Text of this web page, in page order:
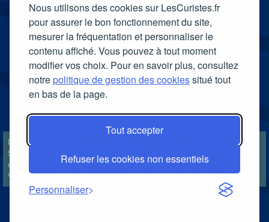
Nous utilisons des cookies sur LesCuristes.fr
pour assurer le bon fonctionnement du site,
mesurer la fréquentation et personnaliser le
contenu affiché. Vous pouvez à tout moment
modifier vos choix. Pour en savoir plus, consultez
notrepolitique de gestion des cookiessitué tout
en bas de la page.
Tout accepter
Refuser les cookies non essentiels
Personnaliser
Spa Villa Pompéi
Carte cadeau spa Vichy
Carte cadeau spa Bagnoles-de-l'Orne
Carte cadeau spa Saubusse
Carte cadeau spa Châtel-Guyon
LesCuristes.fr participe et est conforme à l'ensemble des
Spécifications et Politiques du Transparency & Consent Framework
de l'IAB Europe et utilise la Consent Management Platform n°92.
Vous pouvez modifier vos choix à tout moment encliquant ici.